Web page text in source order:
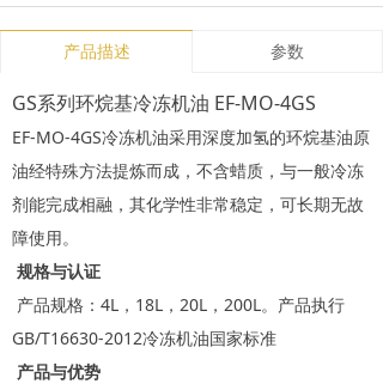
产品描述 参数
GS系列环烷基冷冻机油 EF-MO-4GS
EF-MO-4GS冷冻机油采用深度加氢的环烷基油原
油经特殊方法提炼而成，不含蜡质，与一般冷冻
剂能完成相融，其化学性非常稳定，可长期无故
障使用。
规格与认证
产品规格：4L，18L，20L，200L。产品执行
GB/T16630-2012冷冻机油国家标准
产品与优势